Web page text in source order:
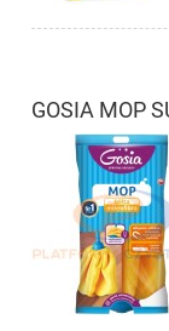
GOSIA MOP